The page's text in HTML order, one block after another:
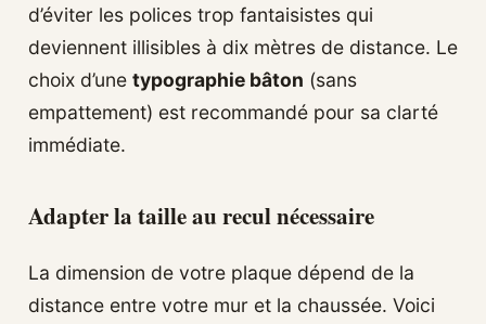
d’éviter les polices trop fantaisistes qui
deviennent illisibles à dix mètres de distance. Le
choix d’une typographie bâton (sans
empattement) est recommandé pour sa clarté
immédiate.
Adapter la taille au recul nécessaire
La dimension de votre plaque dépend de la
distance entre votre mur et la chaussée. Voici